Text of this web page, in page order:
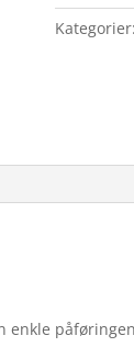
bottle
antall
Kategorier:
enkle